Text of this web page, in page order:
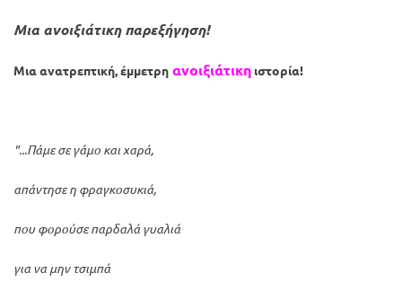
Μια ανοιξιάτικη παρεξήγηση!
Μια ανατρεπτική, έμμετρη ανοιξιάτικη ιστορία!
"...Πάμε σε γάμο και χαρά,
απάντησε η φραγκοσυκιά,
που φορούσε παρδαλά γυαλιά
για να μην τσιμπά